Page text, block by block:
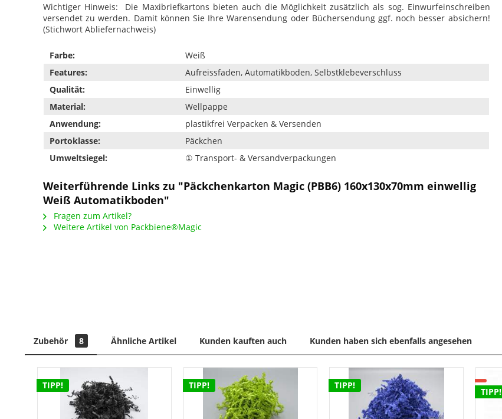
Wichtiger Hinweis: Die Maxibriefkartons bieten auch die Möglichkeit zusätzlich als sog. Einwurfeinschreiben
versendet zu werden. Damit können Sie Ihre Warensendung oder Büchersendung ggf. noch besser absichern!
(Stichwort Abliefernachweis)
Farbe:
Weiß
Features:
Aufreissfaden, Automatikboden, Selbstklebeverschluss
Qualität:
Einwellig
Material:
Wellpappe
Anwendung:
plastikfrei Verpacken & Versenden
Portoklasse:
Päckchen
Umweltsiegel:
① Transport- & Versandverpackungen
Weiterführende Links zu "Päckchenkarton Magic (PBB6) 160x130x70mm einwellig
Weiß Automatikboden"
Fragen zum Artikel?
Weitere Artikel von Packbiene®Magic
Zubehör 8 Ähnliche Artikel Kunden kauften auch Kunden haben sich ebenfalls angesehen
TIPP! TIPP! TIPP!
TIPP!